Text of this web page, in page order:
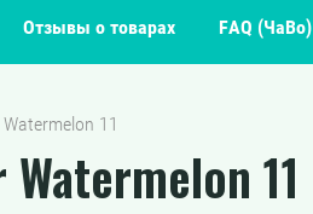
Отзывы о товарах FAQ (ЧаВо)
Watermelon 11
11